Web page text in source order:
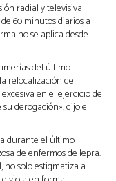
radial y televisiva
60 minutos diarios a
no se aplica desde
del último
relocalización de
en el ejercicio de
derogación», dijo el
durante el último
de enfermos de lepra.
solo estigmatiza a